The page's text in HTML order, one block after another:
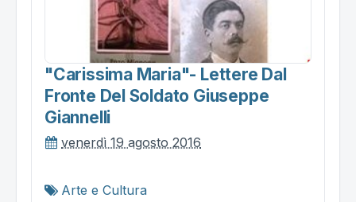
"carissima Maria"- Lettere Dal
Fronte Del Soldato Giuseppe
Giannelli
venerdì 19 agosto 2016
Arte e Cultura